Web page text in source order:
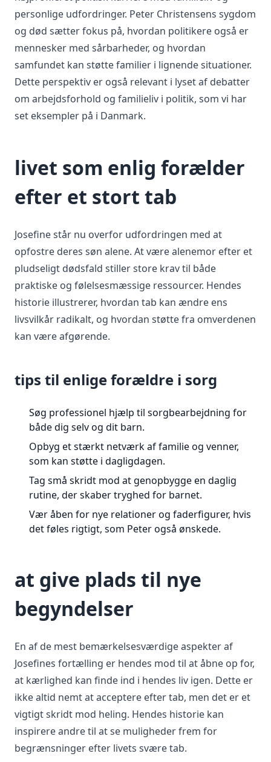
personlige udfordringer. Peter Christensens sygdom
og død sætter fokus på, hvordan politikere også er
mennesker med sårbarheder, og hvordan
samfundet kan støtte familier i lignende situationer.
Dette perspektiv er også relevant i lyset af debatter
om arbejdsforhold og familieliv i politik, som vi har
set eksempler på i Danmark.
livet som enlig forælder
efter et stort tab
Josefine står nu overfor udfordringen med at
opfostre deres søn alene. At være alenemor efter et
pludseligt dødsfald stiller store krav til både
praktiske og følelsesmæssige ressourcer. Hendes
historie illustrerer, hvordan tab kan ændre ens
livsvilkår radikalt, og hvordan støtte fra omverdenen
kan være afgørende.
tips til enlige forældre i sorg
Søg professionel hjælp til sorgbearbejdning for
både dig selv og dit barn.
Opbyg et stærkt netværk af familie og venner,
som kan støtte i dagligdagen.
Tag små skridt mod at genopbygge en daglig
rutine, der skaber tryghed for barnet.
Vær åben for nye relationer og faderfigurer, hvis
det føles rigtigt, som Peter også ønskede.
at give plads til nye
begyndelser
En af de mest bemærkelsesværdige aspekter af
Josefines fortælling er hendes mod til at åbne op for,
at kærlighed kan finde ind i hendes liv igen. Dette er
ikke altid nemt at acceptere efter tab, men det er et
vigtigt skridt mod heling. Hendes historie kan
inspirere andre til at se muligheder frem for
begrænsninger efter livets svære tab.